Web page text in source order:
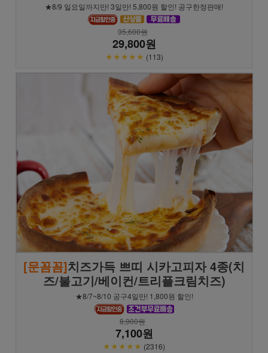
★8/9 일요일까지만! 3일만! 5,800원 할인! 공구한정판매!
35,600원
29,800원
★★★★★ (113)
[문꼼꼼]치즈가득 쁘띠 시카고피자 4종(치
즈/불고기/베이컨/트리플크림치즈)
★8/7~8/10 공구4일만! 1,800원 할인!
8,900원
7,100원
★★★★★ (2316)